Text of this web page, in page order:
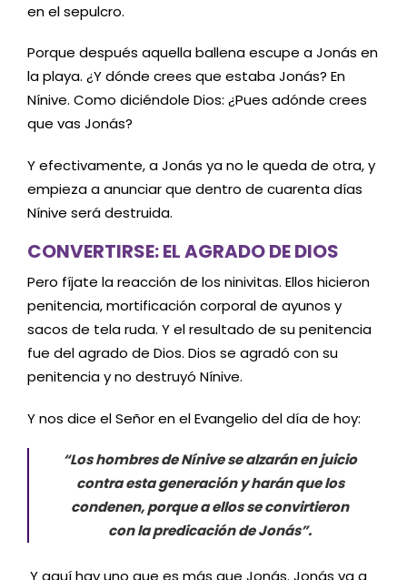
en el sepulcro.
Porque después aquella ballena escupe a Jonás en
la playa. ¿Y dónde crees que estaba Jonás? En
Nínive. Como diciéndole Dios: ¿Pues adónde crees
que vas Jonás?
Y efectivamente, a Jonás ya no le queda de otra, y
empieza a anunciar que dentro de cuarenta días
Nínive será destruida.
CONVERTIRSE: EL AGRADO DE DIOS
Pero fíjate la reacción de los ninivitas. Ellos hicieron
penitencia, mortificación corporal de ayunos y
sacos de tela ruda. Y el resultado de su penitencia
fue del agrado de Dios. Dios se agradó con su
penitencia y no destruyó Nínive.
Y nos dice el Señor en el Evangelio del día de hoy:
“Los hombres de Nínive se alzarán en juicio
contra esta generación y harán que los
condenen, porque a ellos se convirtieron
con la predicación de Jonás”.
Y aquí hay uno que es más que Jonás. Jonás va a